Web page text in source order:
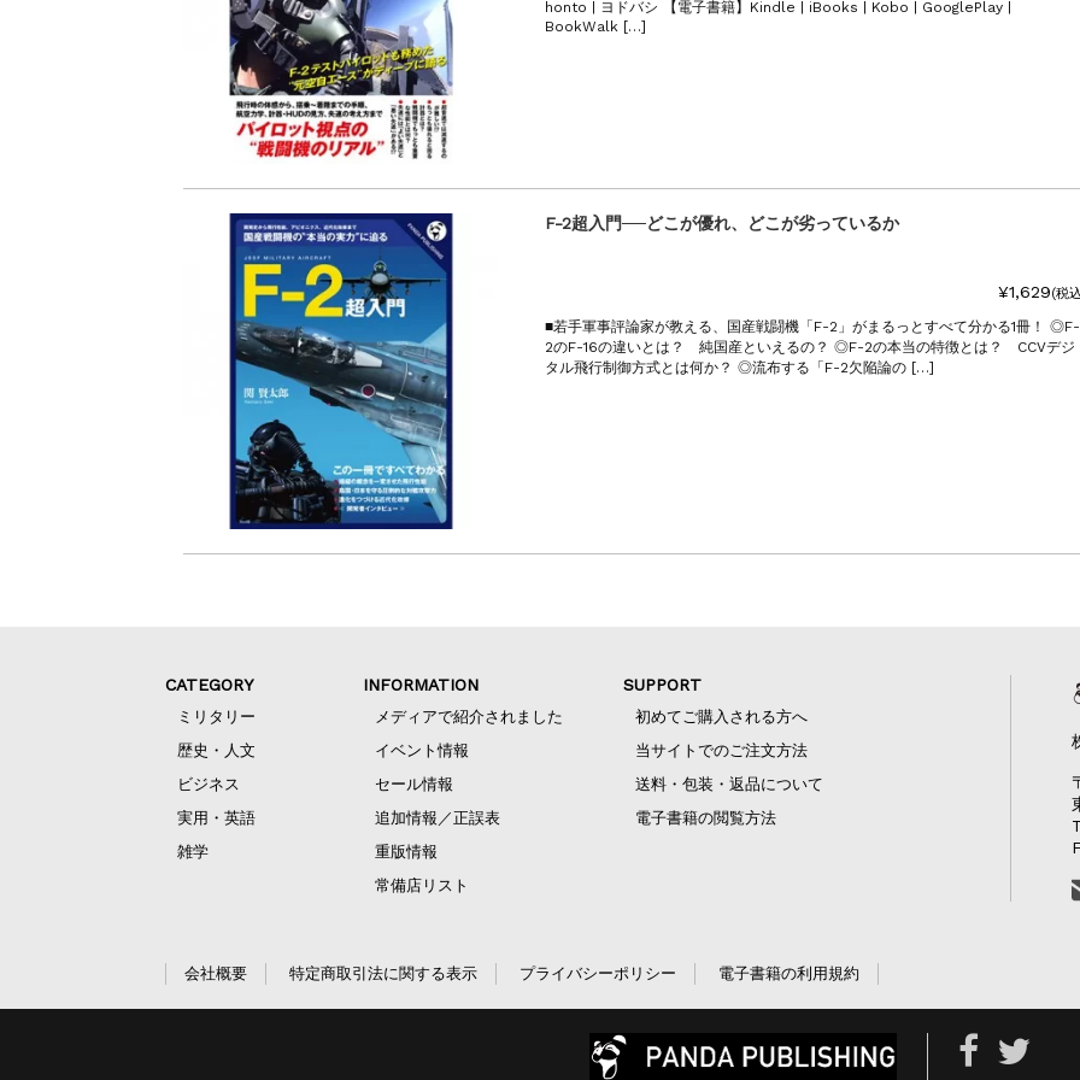
honto | ヨドバシ 【電子書籍】Kindle | iBooks | Kobo | GooglePlay |
BookWalk […]
F-2超入門──どこが優れ、どこが劣っているか
¥1,629(税
■若手軍事評論家が教える、国産戦闘機「F-2」がまるっとすべて分かる1冊！ ◎F-
2のF-16の違いとは？ 純国産といえるの？ ◎F-2の本当の特徴とは？ CCVデジ
タル飛行制御方式とは何か？ ◎流布する「F-2欠陥論の […]
CATEGORY
ミリタリー
歴史・人文
ビジネス
実用・英語
雑学
INFORMATION
メディアで紹介されました
イベント情報
セール情報
追加情報／正誤表
重版情報
常備店リスト
SUPPORT
初めてご購入される方へ
当サイトでのご注文方法
送料・包装・返品について
電子書籍の閲覧方法
会社概要 特定商取引法に関する表示 プライバシーポリシー 電子書籍の利用規約